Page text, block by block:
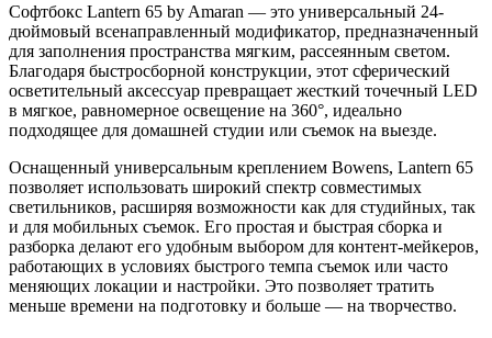
Софтбокс Lantern 65 by Amaran — это универсальный 24-
дюймовый всенаправленный модификатор, предназначенный
для заполнения пространства мягким, рассеянным светом.
Благодаря быстросборной конструкции, этот сферический
осветительный аксессуар превращает жесткий точечный LED
в мягкое, равномерное освещение на 360°, идеально
подходящее для домашней студии или съемок на выезде.
Оснащенный универсальным креплением Bowens, Lantern 65
позволяет использовать широкий спектр совместимых
светильников, расширяя возможности как для студийных, так
и для мобильных съемок. Его простая и быстрая сборка и
разборка делают его удобным выбором для контент-мейкеров,
работающих в условиях быстрого темпа съемок или часто
меняющих локации и настройки. Это позволяет тратить
меньше времени на подготовку и больше — на творчество.